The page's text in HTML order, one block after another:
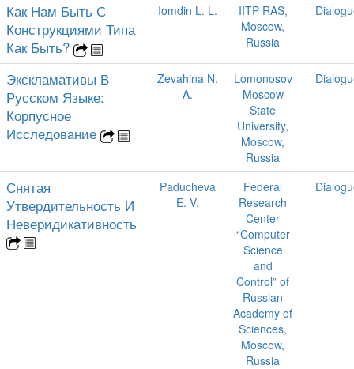
Как Нам Быть С
Конструкциями Типа
Как Быть?
Iomdin L. L.
IITP RAS,
Moscow,
Russia
Экскламативы В
Русском Языке:
Корпусное
Исследование
Zevahina N.
A.
Lomonosov
Moscow
State
University,
Moscow,
Russia
Снятая
Утвердительность И
Неверидикативность
Paducheva
E. V.
Federal
Research
Center
“Computer
Science
and
Control” of
Russian
Academy of
Sciences,
Moscow,
Russia